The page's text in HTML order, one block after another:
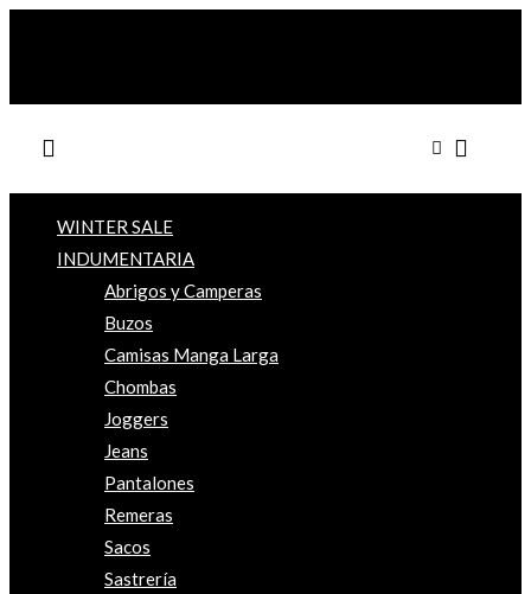
WINTER SALE
INDUMENTARIA
Abrigos y Camperas
Buzos
Camisas Manga Larga
Chombas
Joggers
Jeans
Pantalones
Remeras
Sacos
Sastrería